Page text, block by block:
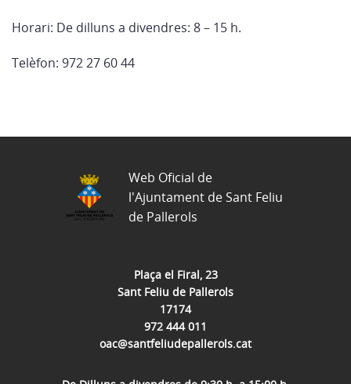
Horari: De dilluns a divendres: 8 – 15 h.
Telèfon: 972 27 60 44
Plaça el Firal, 23
Sant Feliu de Pallerols
17174
972 444 011
oac@santfeliudepallerols.cat
Web Oficial de
l'Ajuntament de Sant Feliu
de Pallerols